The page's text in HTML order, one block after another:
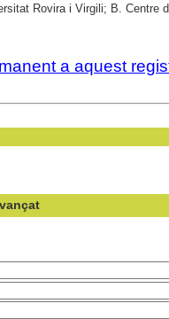
Rovira i Virgili; B. Centre
a aquest